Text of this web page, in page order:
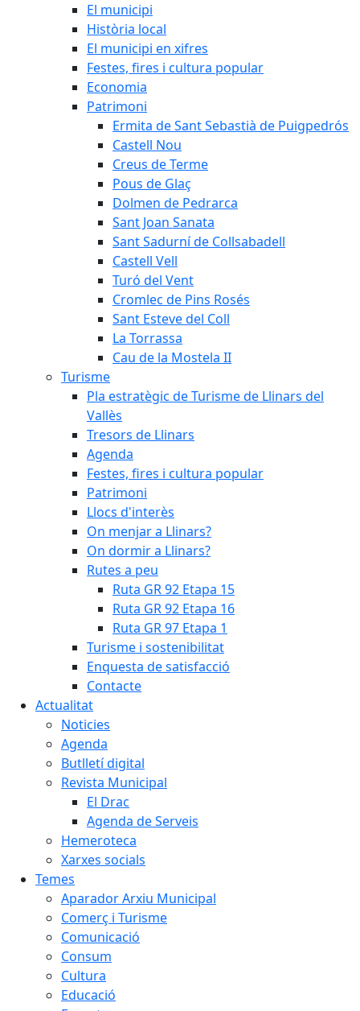
El municipi
Història local
El municipi en xifres
Festes, fires i cultura popular
Economia
Patrimoni
Ermita de Sant Sebastià de Puigpedrós
Castell Nou
Creus de Terme
Pous de Glaç
Dolmen de Pedrarca
Sant Joan Sanata
Sant Sadurní de Collsabadell
Castell Vell
Turó del Vent
Cromlec de Pins Rosés
Sant Esteve del Coll
La Torrassa
Cau de la Mostela II
Turisme
Pla estratègic de Turisme de Llinars del
Vallès
Tresors de Llinars
Agenda
Festes, fires i cultura popular
Patrimoni
Llocs d'interès
On menjar a Llinars?
On dormir a Llinars?
Rutes a peu
Ruta GR 92 Etapa 15
Ruta GR 92 Etapa 16
Ruta GR 97 Etapa 1
Turisme i sostenibilitat
Enquesta de satisfacció
Contacte
Actualitat
Noticies
Agenda
Butlletí digital
Revista Municipal
El Drac
Agenda de Serveis
Hemeroteca
Xarxes socials
Temes
Aparador Arxiu Municipal
Comerç i Turisme
Comunicació
Consum
Cultura
Educació